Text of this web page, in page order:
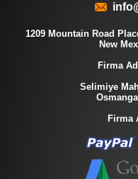
1209 Mountain Road
New
Firma
Selimiye
Firma